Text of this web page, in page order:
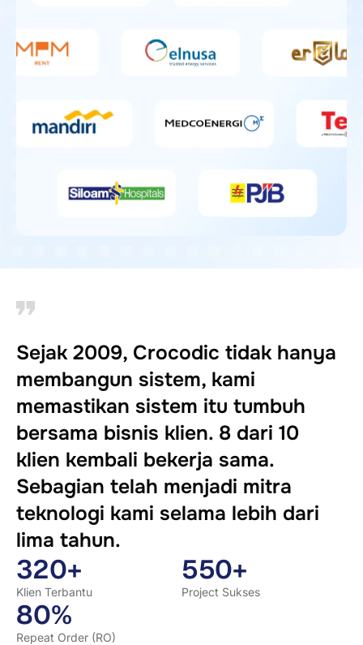
Sejak 2009, Crocodic tidak hanya
membangun sistem, kami
memastikan sistem itu tumbuh
bersama bisnis klien. 8 dari 10
klien kembali bekerja sama.
Sebagian telah menjadi mitra
teknologi kami selama lebih dari
lima tahun.
320+
Klien Terbantu
550+
Project Sukses
80%
Repeat Order (RO)